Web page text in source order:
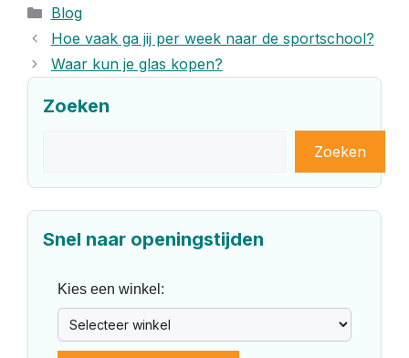
Categorieën
Blog
Hoe vaak ga jij per week naar de sportschool?
Waar kun je glas kopen?
Zoeken
Zoeken
Snel naar openingstijden
Kies een winkel: